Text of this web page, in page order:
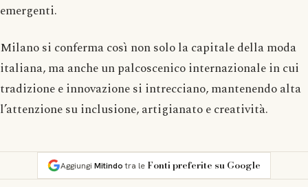
emergenti.
Milano si conferma così non solo la capitale della moda
italiana, ma anche un palcoscenico internazionale in cui
tradizione e innovazione si intrecciano, mantenendo alta
l’attenzione su inclusione, artigianato e creatività.
Aggiungi Mitindotra le Fonti preferite su Google